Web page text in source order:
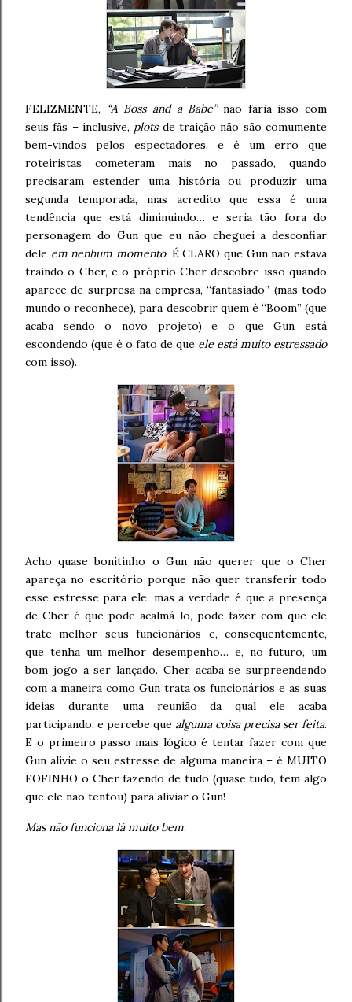
FELIZMENTE, “A Boss and a Babe”não faria isso com
seus fãs – inclusive, plotsde traição não são comumente
bem-vindos pelos espectadores, e é um erro que
roteiristas cometeram mais no passado, quando
precisaram estender uma história ou produzir uma
segunda temporada, mas acredito que essa é uma
tendência que está diminuindo… e seria tão fora do
personagem do Gun que eu não cheguei a desconfiar
dele em nenhum momento. É CLARO que Gun não estava
traindo o Cher, e o próprio Cher descobre isso quando
aparece de surpresa na empresa, “fantasiado” (mas todo
mundo o reconhece), para descobrir quem é “Boom” (que
acaba sendo o novo projeto) e o que Gun está
escondendo (que é o fato de que ele está muito estressado
com isso).
Acho quase bonitinho o Gun não querer que o Cher
apareça no escritório porque não quer transferir todo
esse estresse para ele, mas a verdade é que a presença
de Cher é que pode acalmá-lo, pode fazer com que ele
trate melhor seus funcionários e, consequentemente,
que tenha um melhor desempenho… e, no futuro, um
bom jogo a ser lançado. Cher acaba se surpreendendo
com a maneira como Gun trata os funcionários e as suas
ideias durante uma reunião da qual ele acaba
participando, e percebe que alguma coisa precisa ser feita.
E o primeiro passo mais lógico é tentar fazer com que
Gun alivie o seu estresse de alguma maneira – é MUITO
FOFINHO o Cher fazendo de tudo (quase tudo, tem algo
que ele não tentou) para aliviar o Gun!
Mas não funciona lá muito bem.